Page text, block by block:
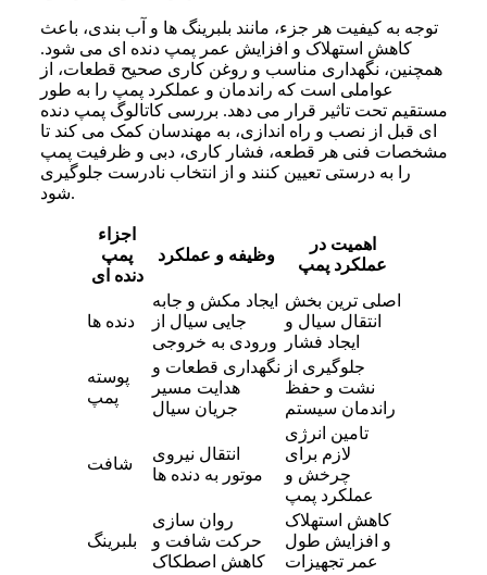
توجه به کیفیت هر جزء، مانند بلبرینگ ها و آب بندی، باعث
کاهش استهلاک و افزایش عمر پمپ دنده ای می شود.
همچنین، نگهداری مناسب و روغن کاری صحیح قطعات، از
عواملی است که راندمان و عملکرد پمپ را به طور
مستقیم تحت تاثیر قرار می دهد. بررسی کاتالوگ پمپ دنده
ای قبل از نصب و راه اندازی، به مهندسان کمک می کند تا
مشخصات فنی هر قطعه، فشار کاری، دبی و ظرفیت پمپ
را به درستی تعیین کنند و از انتخاب نادرست جلوگیری
شود.
اجزاء
پمپ
دنده ای
وظیفه و عملکرد
اهمیت در
عملکرد پمپ
دنده ها
ایجاد مکش و جابه
جایی سیال از
ورودی به خروجی
اصلی ترین بخش
انتقال سیال و
ایجاد فشار
پوسته
پمپ
نگهداری قطعات و
هدایت مسیر
جریان سیال
جلوگیری از
نشت و حفظ
راندمان سیستم
شافت
انتقال نیروی
موتور به دنده ها
تامین انرژی
لازم برای
چرخش و
عملکرد پمپ
بلبرینگ
روان سازی
حرکت شافت و
کاهش اصطکاک
کاهش استهلاک
و افزایش طول
عمر تجهیزات